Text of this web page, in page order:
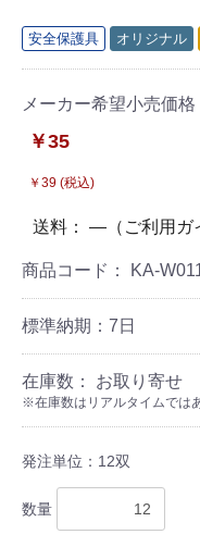
安全保護具 オリジナル
メーカー希望小売価
￥35
￥39 (税込)
送料： ―（ご利用ガ
商品コード： KA-
標準納期：7日
在庫数： お取り寄せ
※在庫数はリアルタイムでは
発注単位：12双
数量